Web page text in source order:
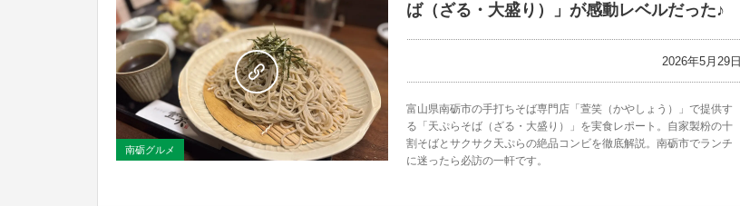
南砺グルメ
0
ば（ざる・大盛り）」が感動レベルだった♪
2026年5月29日
富山県南砺市の手打ちそば専門店「萱笑（かやしょう）」で提供す
る「天ぷらそば（ざる・大盛り）」を実食レポート。自家製粉の十
割そばとサクサク天ぷらの絶品コンビを徹底解説。南砺市でランチ
に迷ったら必訪の一軒です。